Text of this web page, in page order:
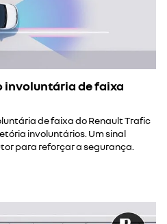
involuntária de faixa
de faixa do Renault Trafic
involuntários. Um sinal
para reforçar a segurança.